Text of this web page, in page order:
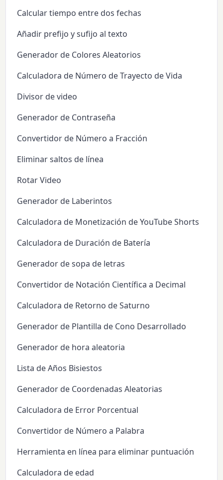
Calcular tiempo entre dos fechas
Añadir prefijo y sufijo al texto
Generador de Colores Aleatorios
Calculadora de Número de Trayecto de Vida
Divisor de video
Generador de Contraseña
Convertidor de Número a Fracción
Eliminar saltos de línea
Rotar Video
Generador de Laberintos
Calculadora de Monetización de YouTube Shorts
Calculadora de Duración de Batería
Generador de sopa de letras
Convertidor de Notación Científica a Decimal
Calculadora de Retorno de Saturno
Generador de Plantilla de Cono Desarrollado
Generador de hora aleatoria
Lista de Años Bisiestos
Generador de Coordenadas Aleatorias
Calculadora de Error Porcentual
Convertidor de Número a Palabra
Herramienta en línea para eliminar puntuación
Calculadora de edad